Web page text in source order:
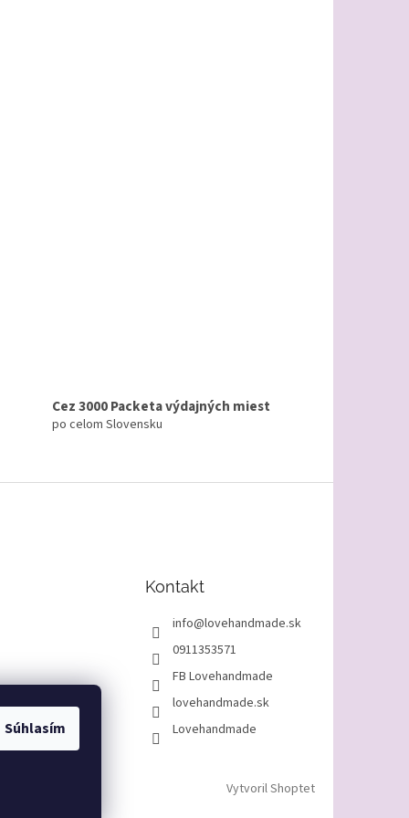
Súhlasím
Cez 3000 Packeta výdajných miest
po celom Slovensku
Kontakt
info@lovehandmade.sk
0911353571
FB Lovehandmade
lovehandmade.sk
Lovehandmade
Vytvoril Shoptet